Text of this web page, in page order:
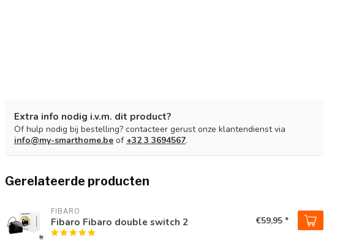
Extra info nodig i.v.m. dit product?
Of hulp nodig bij bestelling? contacteer gerust onze klantendienst via
info@my-smarthome.be of +32 3 3694567.
Gerelateerde producten
FIBARO
Fibaro Fibaro double switch 2 €59,95 *